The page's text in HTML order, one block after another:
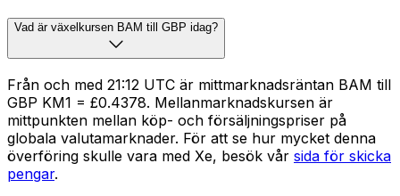
Vad är växelkursen BAM till GBP idag?
Från och med 21:12 UTC är mittmarknadsräntan BAM till
GBP KM1 = £0.4378. Mellanmarknadskursen är
mittpunkten mellan köp- och försäljningspriser på
globala valutamarknader. För att se hur mycket denna
överföring skulle vara med Xe, besök vår sida för skicka
pengar.